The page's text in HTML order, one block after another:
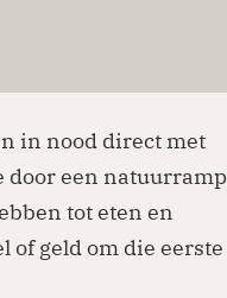
in nood direct met
door een natuurramp
tot eten en
of geld om die eerste